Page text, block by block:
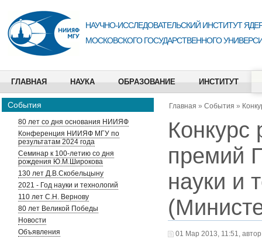
НАУЧНО-ИССЛЕДОВАТЕЛЬСКИЙ ИНСТИТУТ
МОСКОВСКОГО ГОСУДАРСТВЕННОГО
ГЛАВНАЯ НАУКА ОБРАЗОВАНИЕ ИНСТИТУТ
События
80 лет со дня основания НИИЯФ
Конференция НИИЯФ МГУ по
результатам 2024 года
Семинар к 100-летию со дня
рождения Ю.М.Широкова
130 лет Д.В.Скобельцыну
2021 - Год науки и технологий
110 лет С.Н. Вернову
80 лет Великой Победы
Новости
Объявления
Главная » События »
Конкурс
премий
науки и
01 Мар 2013, 11:51,